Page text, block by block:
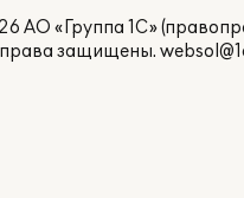
АО «Группа 1С»
права защищены.